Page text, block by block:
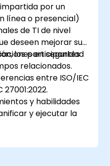
por un
línea o presencial)
de TI de nivel
deseen mejorar sus
en seguridad
relacionados.
los participantes
entre ISO/IEC
27001:2022.
y habilidades
y ejecutar la
eficiente.
adquiridos en